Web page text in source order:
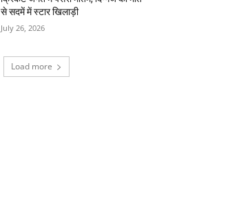
से सदमें में स्टार खिलाड़ी
July 26, 2026
Load more